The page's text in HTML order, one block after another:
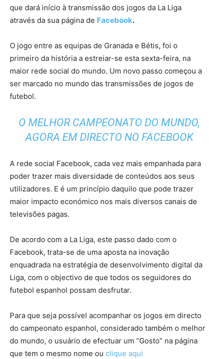
que dará início à transmissão dos jogos da La Liga
através da sua página de Facebook.
O jogo entre as equipas de Granada e Bétis, foi o
primeiro da história a estreiar-se esta sexta-feira, na
maior rede social do mundo. Um novo passo começou a
ser marcado no mundo das transmissões de jogos de
futebol.
O MELHOR CAMPEONATO DO MUNDO,
AGORA EM DIRECTO NO FACEBOOK
A rede social Facebook, cada vez mais empanhada para
poder trazer mais diversidade de conteúdos aos seus
utilizadores. E é um princípio daquilo que pode trazer
maior impacto económico nos mais diversos canais de
televisões pagas.
De acordo com a La Liga, este passo dado com o
Facebook, trata-se de uma aposta na inovação
enquadrada na estratégia de desenvolvimento digital da
Liga, com o objectivo de que todos os seguidores do
futebol espanhol possam desfrutar.
Para que seja possível acompanhar os jogos em directo
do campeonato espanhol, considerado também o melhor
do mundo, o usuário de efectuar um “Gosto” na página
que tem o mesmo nome ou clique aqui